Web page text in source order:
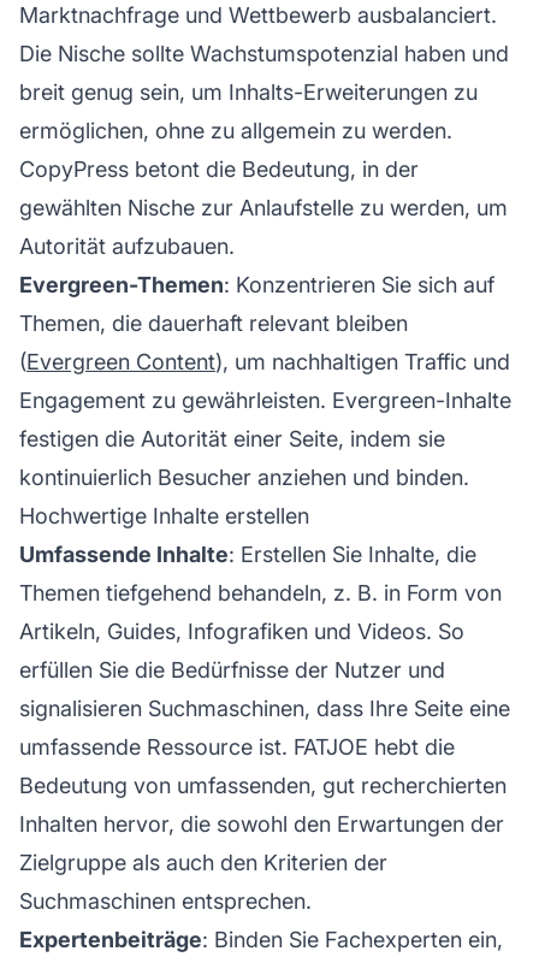
Marktnachfrage und Wettbewerb ausbalanciert.
Die Nische sollte Wachstumspotenzial haben und
breit genug sein, um Inhalts-Erweiterungen zu
ermöglichen, ohne zu allgemein zu werden.
CopyPress betont die Bedeutung, in der
gewählten Nische zur Anlaufstelle zu werden, um
Autorität aufzubauen.
Evergreen-Themen: Konzentrieren Sie sich auf
Themen, die dauerhaft relevant bleiben
(Evergreen Content), um nachhaltigen Traffic und
Engagement zu gewährleisten. Evergreen-Inhalte
festigen die Autorität einer Seite, indem sie
kontinuierlich Besucher anziehen und binden.
Hochwertige Inhalte erstellen
Umfassende Inhalte: Erstellen Sie Inhalte, die
Themen tiefgehend behandeln, z. B. in Form von
Artikeln, Guides, Infografiken und Videos. So
erfüllen Sie die Bedürfnisse der Nutzer und
signalisieren Suchmaschinen, dass Ihre Seite eine
umfassende Ressource ist. FATJOE hebt die
Bedeutung von umfassenden, gut recherchierten
Inhalten hervor, die sowohl den Erwartungen der
Zielgruppe als auch den Kriterien der
Suchmaschinen entsprechen.
Expertenbeiträge: Binden Sie Fachexperten ein,